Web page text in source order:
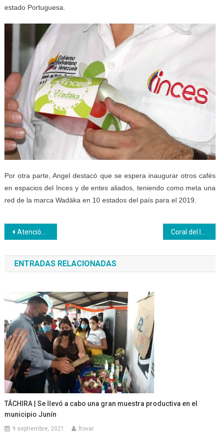
estado Portuguesa.
Por otra parte, Angel destacó que se espera inaugurar otros cafés
en espacios del Inces y de entes aliados, teniendo como meta una
red de la marca Wadäka en 10 estados del país para el 2019.
Navegación
de
entradas
Atención Integral al Participante del Inces Carabobo con Orientaciones formativas
ENTRADAS RELACIONADAS
TÁCHIRA | Se llevó a cabo una gran muestra productiva en el
municipio Junín
9 septiembre, 2021 ltovar